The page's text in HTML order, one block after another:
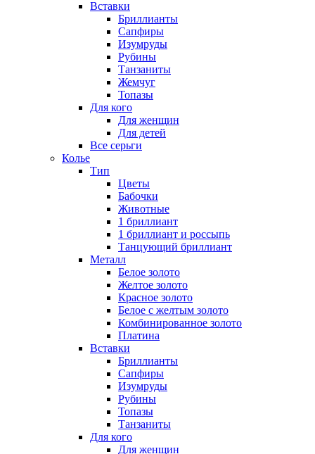
Вставки
Бриллианты
Сапфиры
Изумруды
Рубины
Танзаниты
Жемчуг
Топазы
Для кого
Для женщин
Для детей
Все серьги
Колье
Тип
Цветы
Бабочки
Животные
1 бриллиант
1 бриллиант и россыпь
Танцующий бриллиант
Металл
Белое золото
Желтое золото
Красное золото
Белое с желтым золото
Комбинированное золото
Платина
Вставки
Бриллианты
Сапфиры
Изумруды
Рубины
Топазы
Танзаниты
Для кого
Для женщин